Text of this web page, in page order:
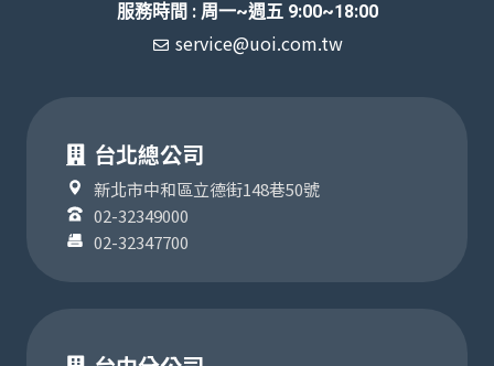
服務時間 : 周一~週五 9:00~18:00
service@uoi.com.tw
台北總公司
新北市中和區立德街148巷50號
02-32349000
02-32347700